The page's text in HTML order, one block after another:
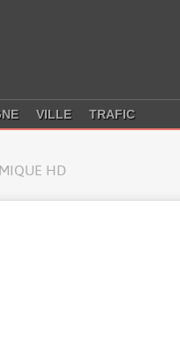
VILLE TRAFIC
HD